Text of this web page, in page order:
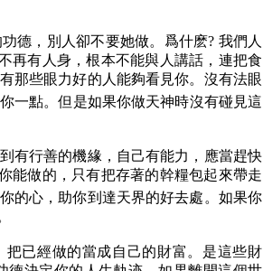
德，別人卻不要她做。爲什麽? 我們人
再有人身，根本不能與人講話，連把食
那些眼力好的人能夠看見你。沒有法眼
一點。但是如果你做天神時沒有碰見這
有行善的機緣，自己有能力，應當趕快
能做的，只有把存著的幹糧包起來帶走
的心，助你到達天界的好去處。如果你
已經做的當成自己的財富。是這些財